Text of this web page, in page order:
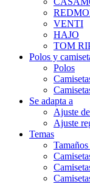
VENTI
HAJO
TOM
Polos y
Polos
Se adapta a
Ajuste
Ajuste
Temas